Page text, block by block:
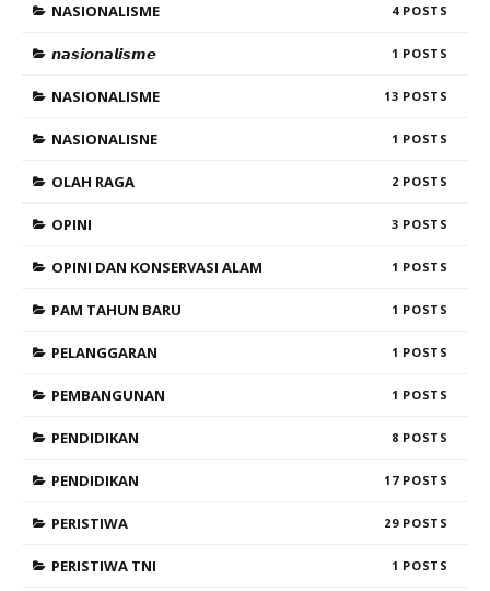
NASIONALISME 4
𝙣𝙖𝙨𝙞𝙤𝙣𝙖𝙡𝙞𝙨𝙢𝙚 1
NASIONALISME 13
NASIONALISNE 1
OLAH RAGA 2
OPINI 3
OPINI DAN KONSERVASI ALAM 1
PAM TAHUN BARU 1
PELANGGARAN 1
PEMBANGUNAN 1
PENDIDIKAN 8
PENDIDIKAN 17
PERISTIWA 29
PERISTIWA TNI 1